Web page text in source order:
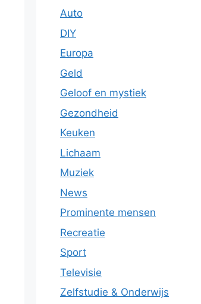
Auto
DIY
Europa
Geld
Geloof en mystiek
Gezondheid
Keuken
Lichaam
Muziek
News
Prominente mensen
Recreatie
Sport
Televisie
Zelfstudie & Onderwijs